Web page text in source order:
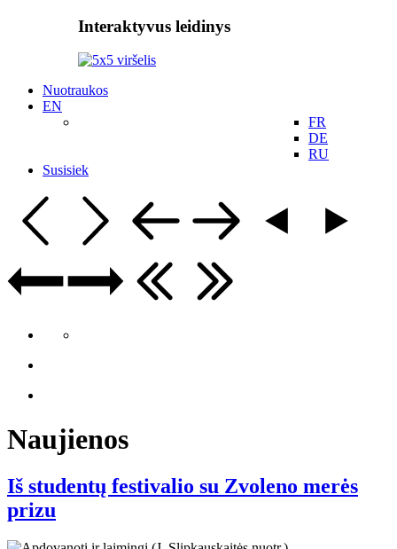
Interaktyvus leidinys
Nuotraukos
EN
FR
DE
RU
Susisiek
Naujienos
Iš studentų festivalio su Zvoleno merės
prizu